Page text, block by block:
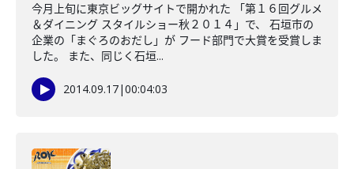
今月上旬に東京ビッグサイトで開かれた 「第１６回グルメ
＆ダイニング スタイルショー秋２０１４」で、 石垣市の
企業の「まぐろのおだし」が フード部門で大賞を受賞しま
した。 また、同じく石垣...
2014.09.17|00:04:03